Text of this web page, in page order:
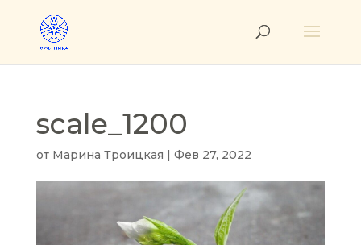
scale_1200
от Марина Троицкая | Фев 27, 2022